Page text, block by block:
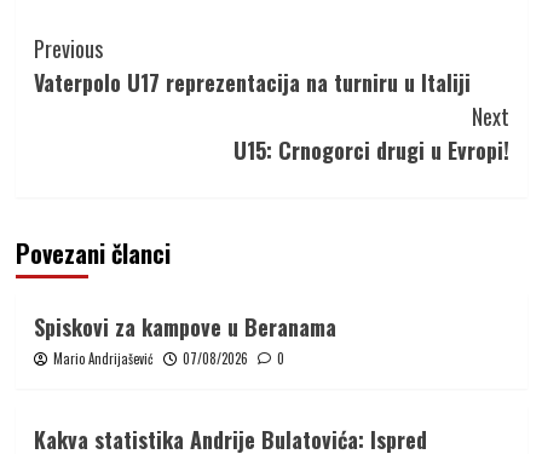
Continue
Reading
Previous
Vaterpolo U17 reprezentacija na turniru u Italiji
Next
U15: Crnogorci drugi u Evropi!
Povezani članci
Spiskovi za kampove u Beranama
Mario Andrijašević 07/08/2026 0
Kakva statistika Andrije Bulatovića: Ispred